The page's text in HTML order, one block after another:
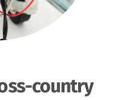
country